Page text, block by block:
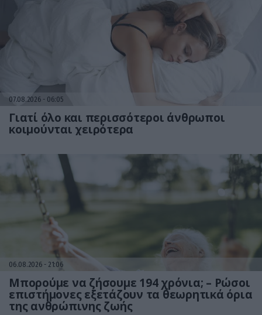
07.08.2026 06:05
Γιατί όλο και περισσότεροι άνθρωποι
κοιμούνται χειρότερα
06.08.2026 21:06
Μπορούμε να ζήσουμε 194 χρόνια; – Ρώσοι
επιστήμονες εξετάζουν τα θεωρητικά όρια
της ανθρώπινης ζωής